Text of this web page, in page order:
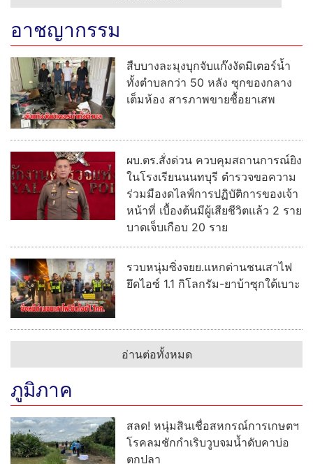
ผบ.ตร.สั่งด่วน ควบคุมสถานการณ์ยิง
หน้าที่ เบื้องต้นมีผู้เสียชีวิตแล้ว 2 ราย
บาดเจ็บเกือบ 20 ราย
อ่านต่อทั้งหมด
สลด! หนุ่มสินเชื่อสหกรณ์การเกษตฯ
โรคลมชักกำเริบวูบจมน้ำดับคาบ่อ
ช็อค! เก๋งพุ่งชนศูนย์พัฒนาเด็กเล็ก
ร่าง "น้องอั้ม" เหยื่อเรือสินค้าถูกโจม